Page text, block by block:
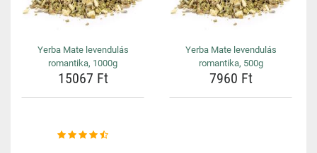
Yerba Mate levendulás
romantika, 1000g
15067 Ft
Yerba Mate levendulás
romantika, 500g
7960 Ft